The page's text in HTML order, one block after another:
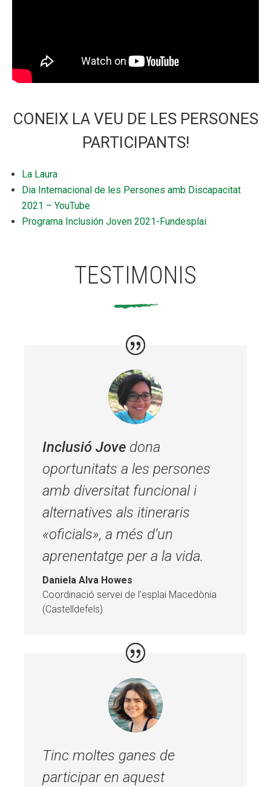
CONEIX LA VEU DE LES PERSONES
PARTICIPANTS!
La Laura
Dia Internacional de les Persones amb Discapacitat
2021 – YouTube
Programa Inclusión Joven 2021-Fundesplai
TESTIMONIS
Inclusió Jove dona
oportunitats a les persones
amb diversitat funcional i
alternatives als itineraris
«oficials», a més d’un
aprenentatge per a la vida.
Daniela Alva Howes
Coordinació servei de l'esplai Macedònia
(Castelldefels)
Tinc moltes ganes de
participar en aquest